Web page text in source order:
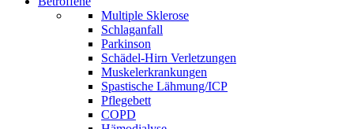
Multiple Sklerose
Schlaganfall
Parkinson
Schädel-Hirn Verletzungen
Muskelerkrankungen
Spastische Lähmung/ICP
Pflegebett
COPD